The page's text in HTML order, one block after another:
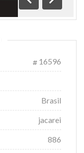
AnteriorPróximo
16596
Brasil
jacarei
886